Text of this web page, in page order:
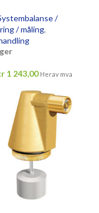
/
/ måling,
1 243,00 Herav mva